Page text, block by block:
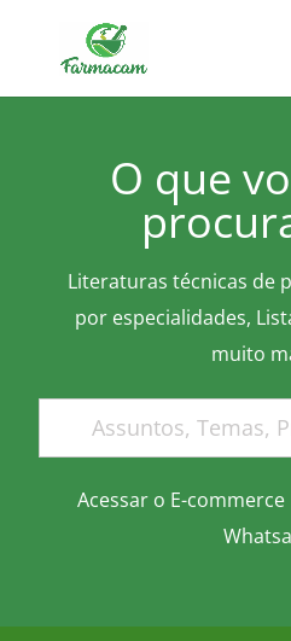
O que
Literaturas técnicas de
por especialidades,
muito
Acessar o E-commerce